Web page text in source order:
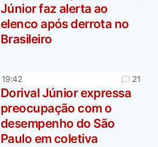
Júnior faz alerta ao
elenco após derrota no
Brasileiro
19:42 21
Dorival Júnior expressa
preocupação com o
desempenho do São
Paulo em coletiva